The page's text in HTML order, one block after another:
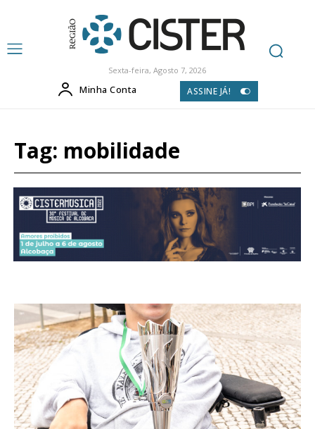
Sexta-feira, Agosto 7, 2026
Minha Conta ASSINE JÁ!
Tag: mobilidade